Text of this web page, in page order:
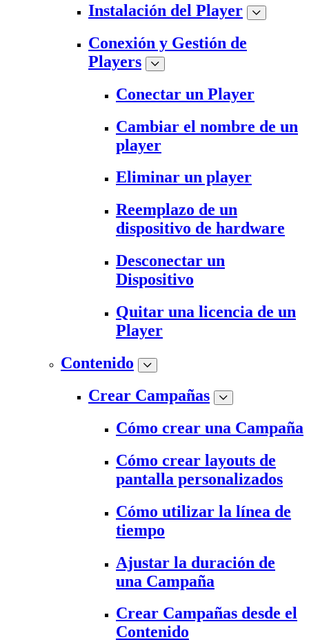
Instalación del Player
Conexión y Gestión de
Players
Conectar un Player
Cambiar el nombre de un
player
Eliminar un player
Reemplazo de un
dispositivo de hardware
Desconectar un
Dispositivo
Quitar una licencia de un
Player
Contenido
Crear Campañas
Cómo crear una Campaña
Cómo crear layouts de
pantalla personalizados
Cómo utilizar la línea de
tiempo
Ajustar la duración de
una Campaña
Crear Campañas desde el
Contenido